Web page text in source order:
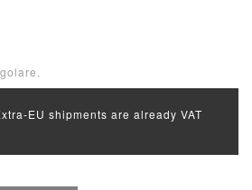
EU shipments are already VAT